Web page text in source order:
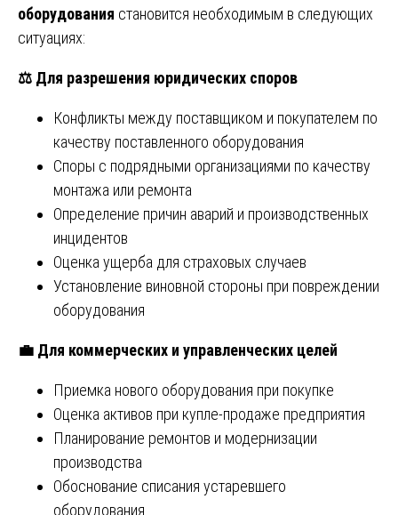
оборудования становится необходимым в следующих
ситуациях:
⚖️ Для разрешения юридических споров
Конфликты между поставщиком и покупателем по
качеству поставленного оборудования
Споры с подрядными организациями по качеству
монтажа или ремонта
Определение причин аварий и производственных
инцидентов
Оценка ущерба для страховых случаев
Установление виновной стороны при повреждении
оборудования
💼 Для коммерческих и управленческих целей
Приемка нового оборудования при покупке
Оценка активов при купле-продаже предприятия
Планирование ремонтов и модернизации
производства
Обоснование списания устаревшего
оборудования